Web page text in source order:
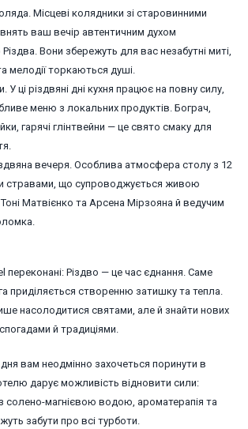
Місцеві колядники зі старовинними
ваш вечір автентичним духом
Різдва. Вони збережуть для вас незабутні миті,
мелодії торкаються душі.
У ці різдвяні дні кухня працює на повну силу,
меню з локальних продуктів. Бограч,
гарячі глінтвейни — це свято смаку для
вечеря. Особлива атмосфера столу з 12
стравами, що супроводжується живою
Матвієнко та Арсена Мірзояна й ведучим
переконані: Різдво — це час єднання. Саме
приділяється створенню затишку та тепла.
насолодитися святами, але й знайти нових
й традиціями.
вам неодмінно захочеться поринути в
дарує можливість відновити сили:
солено-магнієвою водою, ароматерапія та
забути про всі турботи.